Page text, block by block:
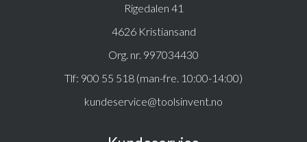
Rigedalen 41
4626 Kristiansand
Org. nr. 997034430
Tlf: 900 55 518 (man-fre. 10:00-14:00)
kundeservice@toolsinvent.no